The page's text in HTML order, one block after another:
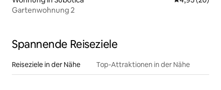
Gartenwohnung 2
Spannende Reiseziele
Reiseziele in der Nähe Top-Attraktionen in der Nähe